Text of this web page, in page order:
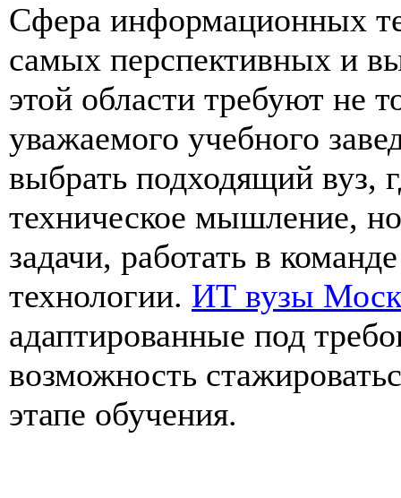
Сфера информационных
самых перспективных и
этой области требуют не
уважаемого учебного
выбрать подходящий вуз,
техническое мышление,
задачи, работать в
технологии. ИТ вузы
адаптированные под
возможность
этапе обучения.